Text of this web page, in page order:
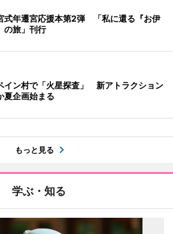
式年遷宮応援本第2弾 「私に還る『お伊
の旅」刊行
イン村で「火星探査」 新アトラクション
夏企画始まる
もっと見る
学ぶ・知る